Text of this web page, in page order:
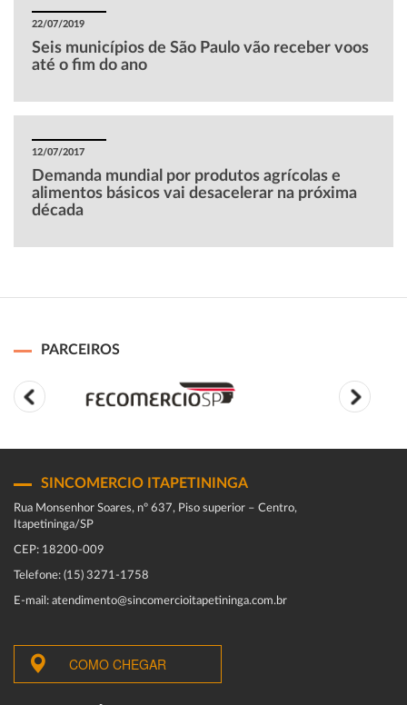
22/07/2019
Seis municípios de São Paulo vão receber voos
até o fim do ano
12/07/2017
Demanda mundial por produtos agrícolas e
alimentos básicos vai desacelerar na próxima
década
PARCEIROS
SINCOMERCIO ITAPETININGA
Rua Monsenhor Soares, nº 637, Piso superior – Centro,
Itapetininga/SP
CEP: 18200-009
Telefone: (15) 3271-1758
E-mail: atendimento@sincomercioitapetininga.com.br
COMO CHEGAR